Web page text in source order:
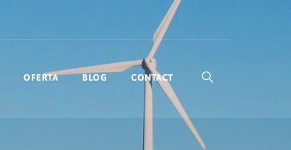
OFERTA BLOG CONTACT